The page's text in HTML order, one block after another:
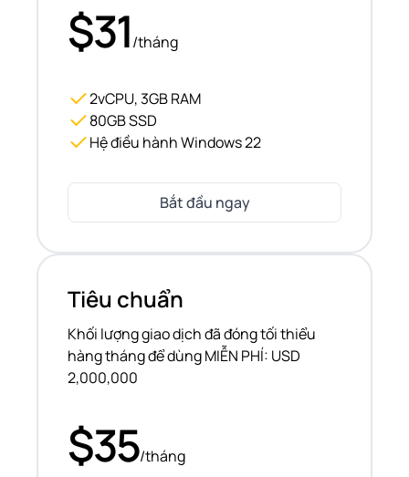
$31/tháng
2vCPU, 3GB RAM
80GB SSD
Hệ điều hành Windows 22
Bắt đầu ngay
Tiêu chuẩn
Khối lượng giao dịch đã đóng tối thiểu
hàng tháng để dùng MIỄN PHÍ: USD
2,000,000
$35/tháng